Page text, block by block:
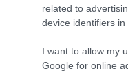
related to
device identifiers in
I want to allow my
Google for online
13.07.2024 | 17:21
Εκπρόσωπος
για την
πυραύλων